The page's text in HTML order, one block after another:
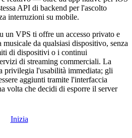
API di backend per l'ascolto
interruzioni su mobile.
un VPS ti offre un accesso privato e
da qualsiasi dispositivo, senza
di dispositivi o i continui
di streaming commerciali. La
privilegia l'usabilità immediata; gli
aggiunti tramite l'interfaccia
volta che decidi di esporre il server
Inizia